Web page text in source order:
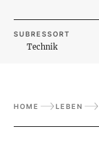
SUBRESSORT
Technik
HOME LEBEN